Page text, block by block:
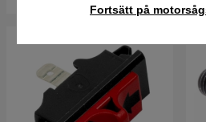
Fortsätt på